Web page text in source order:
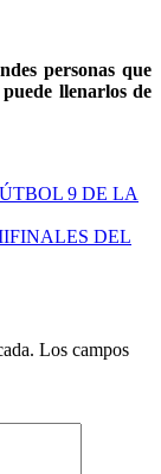
personas que
llenarlos de
9 DE LA
DEL
Los campos